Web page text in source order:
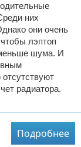
них
они очень
лэптоп
шума. И
радиатора.
Подробнее